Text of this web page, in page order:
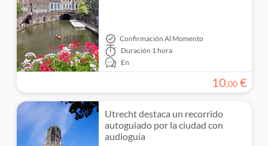
Confirmación Al Momento
Duración 1 hora
En
10,00 €
Utrecht destaca un recorrido
autoguiado por la ciudad con
audioguía